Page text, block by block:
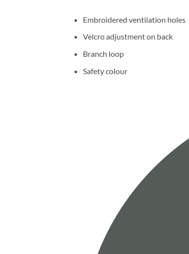
Embroidered ventilation holes
Velcro adjustment on back
Branch loop
Safety colour